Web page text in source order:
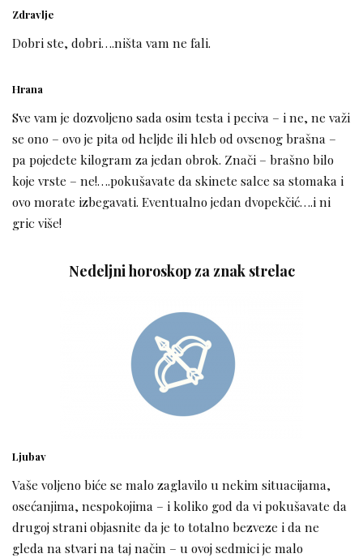
Zdravlje
Dobri ste, dobri….ništa vam ne fali.
Hrana
Sve vam je dozvoljeno sada osim testa i peciva – i ne, ne važi
se ono – ovo je pita od heljde ili hleb od ovsenog brašna –
pa pojedete kilogram za jedan obrok. Znači – brašno bilo
koje vrste – ne!….pokušavate da skinete salce sa stomaka i
ovo morate izbegavati. Eventualno jedan dvopekčić….i ni
gric više!
Nedeljni horoskop za znak strelac
Ljubav
Vaše voljeno biće se malo zaglavilo u nekim situacijama,
osećanjima, nespokojima – i koliko god da vi pokušavate da
drugoj strani objasnite da je to totalno bezveze i da ne
gleda na stvari na taj način – u ovoj sedmici je malo